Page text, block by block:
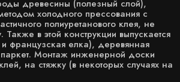
древесины (полезный слой),
холодного прессования с
полиуретанового клея, не
в этой конструкции выпускается
и французская елка), деревянная
Монтаж инженерной доски
на стяжку (в некоторых случаях на